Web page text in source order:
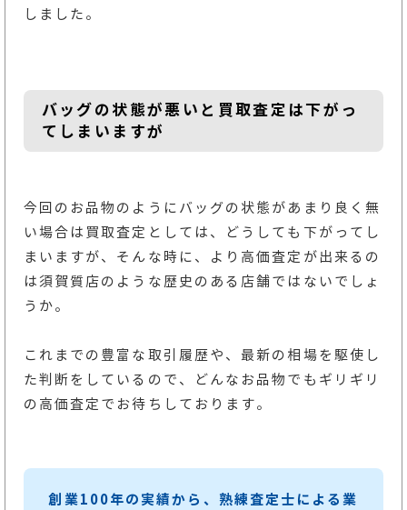
しました。
バッグの状態が悪いと買取査定は下がっ
てしまいますが
今回のお品物のようにバッグの状態があまり良く無
い場合は買取査定としては、どうしても下がってし
まいますが、そんな時に、より高価査定が出来るの
は須賀質店のような歴史のある店舗ではないでしょ
うか。
これまでの豊富な取引履歴や、最新の相場を駆使し
た判断をしているので、どんなお品物でもギリギリ
の高価査定でお待ちしております。
創業100年の実績から、熟練査定士による業